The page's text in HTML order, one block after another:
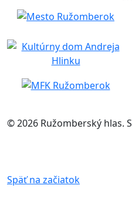
© 2026 Ružomberský hlas. S
Späť na začiatok